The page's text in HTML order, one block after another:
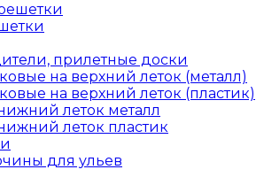
прилетные доски
на верхний леток (металл)
на верхний леток (пластик)
леток металл
леток пластик
для ульев